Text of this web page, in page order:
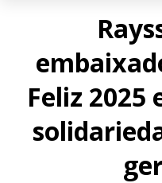
Feliz 2025